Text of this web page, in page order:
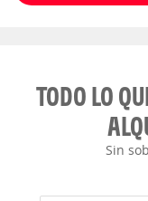
TODO LO
Sin